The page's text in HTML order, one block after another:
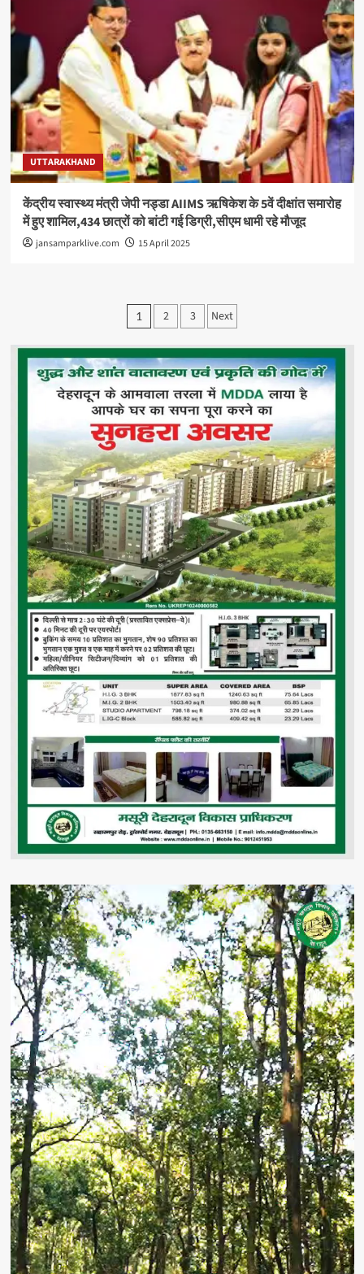
UTTARAKHAND
केंद्रीय स्वास्थ्य मंत्री जेपी नड्डा AIIMS ऋषिकेश के 5वें दीक्षांत समारोह
में हुए शामिल,434 छात्रों को बांटी गई डिग्री,सीएम धामी रहे मौजूद
jansamparklive.com 15 April 2025
Posts
pagination
1 2 3 Next